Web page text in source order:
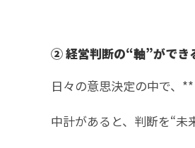
② 経営判断の“軸”ができ
日々の意思決定の中で、
中計があると、判断を“未